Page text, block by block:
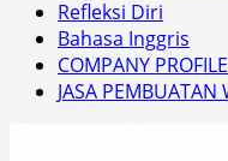
Refleksi Diri
Bahasa Inggris
COMPANY
JASA PEMBUATAN